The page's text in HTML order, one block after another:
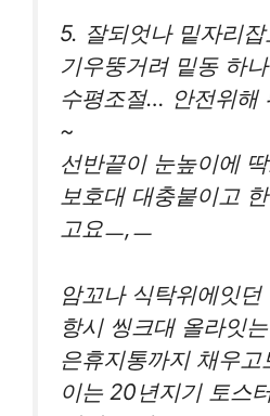
5. 잘되엇나 밑자리
기우뚱거려 밑동 하
수평조절… 안전위해
~
선반끝이 눈높이에
보호대 대충붙이고
고요ㅡ,ㅡ
암꼬나 식탁위에잇
항시 씽크대 올라잇
은휴지통까지 채우
이는 20년지기 토스